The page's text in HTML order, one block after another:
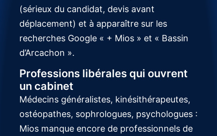
(sérieux du candidat, devis avant
déplacement) et à apparaître sur les
recherches Google « + Mios » et « Bassin
d’Arcachon ».
Professions libérales qui ouvrent
un cabinet
Médecins généralistes, kinésithérapeutes,
ostéopathes, sophrologues, psychologues :
Mios manque encore de professionnels de